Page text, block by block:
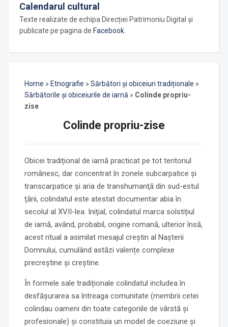
Calendarul cultural
Texte realizate de echipa Direcției Patrimoniu Digital și
publicate pe pagina de Facebook.
Home » Etnografie » Sărbători și obiceiuri tradiționale »
Sărbătorile și obiceiurile de iarnă » Colinde propriu-
zise
Colinde propriu-zise
Obicei tradițional de iarnă practicat pe tot teritoriul
românesc, dar concentrat în zonele subcarpatice şi
transcarpatice şi aria de transhumanţă din sud-estul
ţării, colindatul este atestat documentar abia în
secolul al XVII-lea. Iniţial, colindatul marca solstițiul
de iarnă, având, probabil, origine romană, ulterior însă,
acest ritual a asimilat mesajul creștin al Nașterii
Domnului, cumulând astăzi valențe complexe
precreştine şi creştine.
În formele sale tradiționale colindatul includea în
desfășurarea sa întreaga comunitate (membrii cetei
colindau oameni din toate categoriile de vârstă și
profesionale) și constituia un model de coeziune și